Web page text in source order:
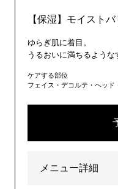
【保湿】モイスト
ゆらぎ肌に着目。
うるおいに満ちるような
ケアする部位
フェイス・デコルテ・ヘッド
メニュー詳細